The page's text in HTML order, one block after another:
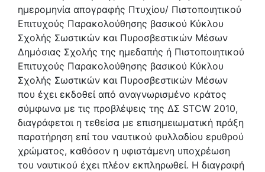
ημερομηνία απογραφής Πτυχίου/ Πιστοποιητικού
Επιτυχούς Παρακολούθησης βασικού Κύκλου
Σχολής Σωστικών και Πυροσβεστικών Μέσων
Δημόσιας Σχολής της ημεδαπής ή Πιστοποιητικού
Επιτυχούς Παρακολούθησης βασικού Κύκλου
Σχολής Σωστικών και Πυροσβεστικών Μέσων
που έχει εκδοθεί από αναγνωρισμένο κράτος
σύμφωνα με τις προβλέψεις της ΔΣ STCW 2010,
διαγράφεται η τεθείσα με επισημειωματική πράξη
παρατήρηση επί του ναυτικού φυλλαδίου ερυθρού
χρώματος, καθόσον η υφιστάμενη υποχρέωση
του ναυτικού έχει πλέον εκπληρωθεί. Η διαγραφή